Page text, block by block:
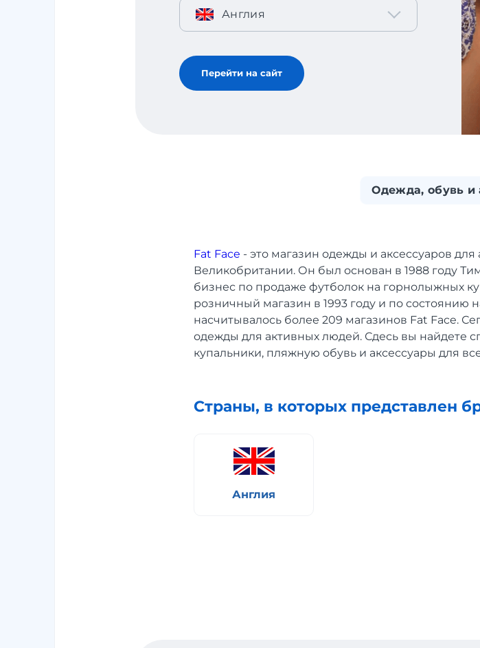
Англия
Перейти на сайт
Одежда, обувь и
Fat Face - это магазин одежды и аксессуаров
Великобритании. Он был основан в 1988 году
бизнес по продаже футболок на горнолыжных
розничный магазин в 1993 году и по состоянию
насчитывалось более 209 магазинов Fat Face.
одежды для активных людей. Сдесь вы найдете
купальники, пляжную обувь и аксессуары для
Страны, в которых представлен
Англия